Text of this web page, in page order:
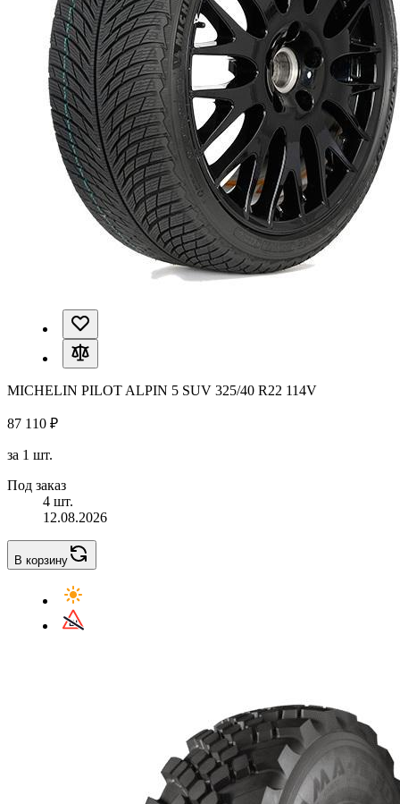
MICHELIN PILOT ALPIN 5 SUV 325/40 R22 114V
87 110 ₽
за 1 шт.
Под заказ
4 шт.
12.08.2026
В корзину